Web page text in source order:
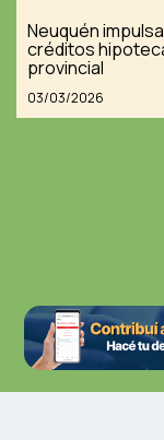
Neuquén
créditos
provincial
03/03/2026